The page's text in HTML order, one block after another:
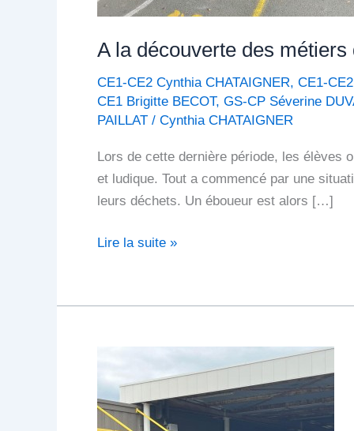
A la découverte des
CE1-CE2 Cynthia CHATAIGNER, CE1-
CE1 Brigitte BECOT, GS-CP Séverine
PAILLAT / Cynthia CHATAIGNER
Lors de cette dernière période, les élèves
et ludique. Tout a commencé par une
leurs déchets. Un éboueur est alors […]
Lire la suite »
métiers
des
arts